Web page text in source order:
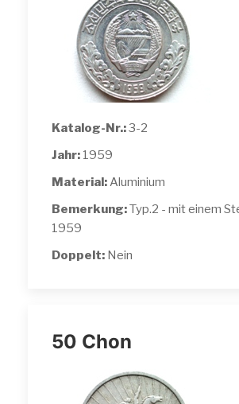
Katalog-Nr.:3-2
Jahr: 1959
Material:Aluminium
Bemerkung:Typ.2 - mit einem
1959
Doppelt: Nein
50 Chon